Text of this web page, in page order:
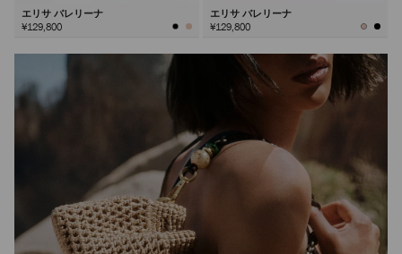
エリサ バレリーナ
¥129,800
エリサ バレリーナ
¥129,800